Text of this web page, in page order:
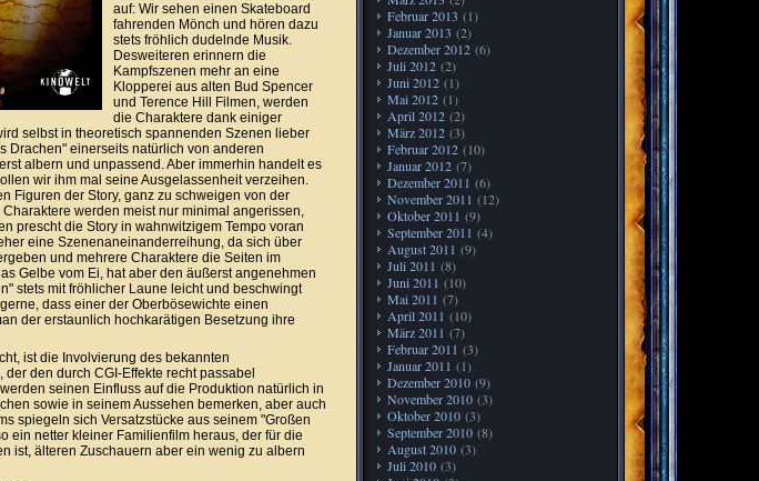
auf: Wir sehen einen Skateboard
fahrenden Mönch und hören dazu
stets fröhlich dudelnde Musik.
Desweiteren erinnern die
Kampfszenen mehr an eine
Klopperei aus alten Bud Spencer
und Terence Hill Filmen, werden
die Charaktere dank einiger
selbst in theoretisch spannenden Szenen lieber
Drachen" einerseits natürlich von anderen
albern und unpassend. Aber immerhin handelt es
wir ihm mal seine Ausgelassenheit verzeihen.
Figuren der Story, ganz zu schweigen von der
werden meist nur minimal angerissen,
prescht die Story in wahnwitzigem Tempo voran
eine Szenenaneinanderreihung, da sich über
und mehrere Charaktere die Seiten im
Gelbe vom Ei, hat aber den äußerst angenehmen
stets mit fröhlicher Laune leicht und beschwingt
dass einer der Oberbösewichte einen
der erstaunlich hochkarätigen Besetzung ihre
ist die Involvierung des bekannten
der den durch CGI-Effekte recht passabel
seinen Einfluss auf die Produktion natürlich in
sowie in seinem Aussehen bemerken, aber auch
spiegeln sich Versatzstücke aus seinem "Großen
ein netter kleiner Familienfilm heraus, der für die
ist, älteren Zuschauern aber ein wenig zu albern
Februar 2013 (1)
Januar 2013 (2)
Dezember 2012 (6)
Juli 2012 (2)
Juni 2012 (1)
Mai 2012 (1)
April 2012 (2)
März 2012 (3)
Februar 2012 (10)
Januar 2012 (7)
Dezember 2011 (6)
November 2011 (12)
Oktober 2011 (9)
September 2011 (4)
August 2011 (9)
Juli 2011 (8)
Juni 2011 (10)
Mai 2011 (7)
April 2011 (10)
März 2011 (7)
Februar 2011 (3)
Januar 2011 (1)
Dezember 2010 (9)
November 2010 (3)
Oktober 2010 (3)
September 2010 (8)
August 2010 (3)
Juli 2010 (3)